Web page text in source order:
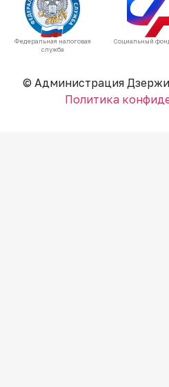
Федеральная налоговая
служба
Социальный
© Администрация
Политика